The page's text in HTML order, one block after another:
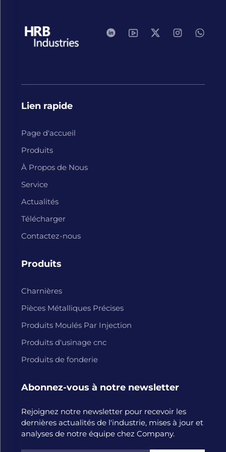
Lien rapide
Page d'accueil
Produits
À Propos de Nous
Service
Actualités
Télécharger
Contactez-nous
Produits
Charnières
Pièces Métalliques Précises
Produits Moulés Par Injection
Produits d'usinage cnc
Produits de fonderie
Abonnez-vous à notre newsletter
Rejoignez notre newsletter pour recevoir les
dernières actualités de l'industrie, mises à jour et
analyses de notre équipe chez Company.